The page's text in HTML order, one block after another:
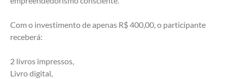
Com o investimento de apenas R$ 400,00, o participante
receberá:
2 livros impressos,
Livro digital,